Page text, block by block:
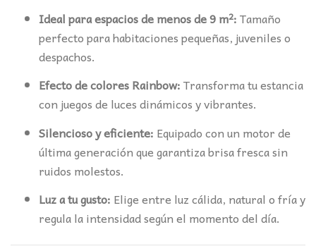
Ideal para espacios de menos de 9 m²:Tamaño
perfecto para habitaciones pequeñas, juveniles o
despachos.
Efecto de colores Rainbow:Transforma tu estancia
con juegos de luces dinámicos y vibrantes.
Silencioso y eficiente: Equipado con un motor de
última generación que garantiza brisa fresca sin
ruidos molestos.
Luz a tu gusto: Elige entre luz cálida, natural o fría y
regula la intensidad según el momento del día.